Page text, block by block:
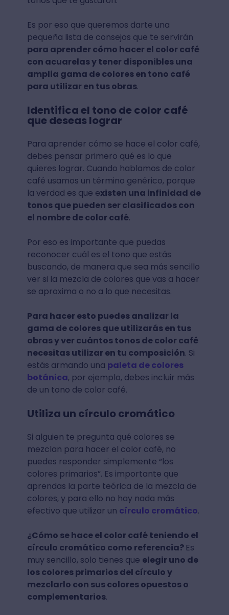
Es por eso que queremos darte una
pequeña lista de consejos que te servirán
para aprender cómo hacer el color café
con acuarelas y tener disponibles una
amplia gama de colores en tono café
para utilizar en tus obras.
Identifica el tono de color café
que deseas lograr
Para aprender cómo se hace el color café,
debes pensar primero qué es lo que
quieres lograr. Cuando hablamos de color
café usamos un término genérico, porque
la verdad es que existen una infinidad de
tonos que pueden ser clasificados con
el nombre de color café.
Por eso es importante que puedas
reconocer cuál es el tono que estás
buscando, de manera que sea más sencillo
ver si la mezcla de colores que vas a hacer
se aproxima o no a lo que necesitas.
Para hacer esto puedes analizar la
gama de colores que utilizarás en tus
obras y ver cuántos tonos de color café
necesitas utilizar en tu composición. Si
estás armando una paleta de colores
botánica, por ejemplo, debes incluir más
de un tono de color café.
Utiliza un círculo cromático
Si alguien te pregunta qué colores se
mezclan para hacer el color café, no
puedes responder simplemente “los
colores primarios”. Es importante que
aprendas la parte teórica de la mezcla de
colores, y para ello no hay nada más
efectivo que utilizar un círculo cromático.
¿Cómo se hace el color café teniendo el
círculo cromático como referencia? Es
muy sencillo, solo tienes que elegir uno de
los colores primarios del círculo y
mezclarlo con sus colores opuestos o
complementarios.